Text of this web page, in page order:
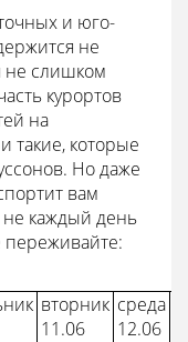
и юго-
не
не слишком
курортов
на
такие, которые
Но даже
вам
не каждый день
переживайте:
вторник
11.06
среда
12.06